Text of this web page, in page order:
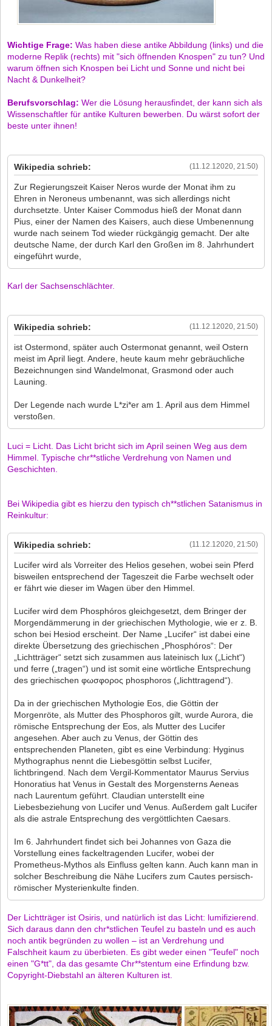
Wichtige Frage: Was haben diese antike Abbildung (links) und die
moderne Replik (rechts) mit "sich öffnenden Knospen" zu tun? Und
warum öffnen sich Knospen bei Licht und Sonne und nicht bei
Nacht & Dunkelheit?
Berufsvorschlag: Wer die Lösung herausfindet, der kann sich als
Wissenschaftler für antike Kulturen bewerben. Du wärst sofort der
beste unter ihnen!
(11.12.12020, 21:50)
Wikipedia schrieb:
Zur Regierungszeit Kaiser Neros wurde der Monat ihm zu
Ehren in Neroneus umbenannt, was sich allerdings nicht
durchsetzte. Unter Kaiser Commodus hieß der Monat dann
Pius, einer der Namen des Kaisers, auch diese Umbenennung
wurde nach seinem Tod wieder rückgängig gemacht. Der alte
deutsche Name, der durch Karl den Großen im 8. Jahrhundert
eingeführt wurde,
Karl der Sachsenschlächter.
(11.12.12020, 21:50)
Wikipedia schrieb:
ist Ostermond, später auch Ostermonat genannt, weil Ostern
meist im April liegt. Andere, heute kaum mehr gebräuchliche
Bezeichnungen sind Wandelmonat, Grasmond oder auch
Launing.
Der Legende nach wurde L*zi*er am 1. April aus dem Himmel
verstoßen.
Luci = Licht. Das Licht bricht sich im April seinen Weg aus dem
Himmel. Typische chr**stliche Verdrehung von Namen und
Geschichten.
Bei Wikipedia gibt es hierzu den typisch ch**stlichen Satanismus in
Reinkultur:
(11.12.12020, 21:50)
Wikipedia schrieb:
Lucifer wird als Vorreiter des Helios gesehen, wobei sein Pferd
bisweilen entsprechend der Tageszeit die Farbe wechselt oder
er fährt wie dieser im Wagen über den Himmel.
Lucifer wird dem Phosphóros gleichgesetzt, dem Bringer der
Morgendämmerung in der griechischen Mythologie, wie er z. B.
schon bei Hesiod erscheint. Der Name „Lucifer“ ist dabei eine
direkte Übersetzung des griechischen „Phosphóros“: Der
„Lichtträger“ setzt sich zusammen aus lateinisch lux („Licht“)
und ferre („tragen“) und ist somit eine wörtliche Entsprechung
des griechischen φωσφορος phosphoros („lichttragend“).
Da in der griechischen Mythologie Eos, die Göttin der
Morgenröte, als Mutter des Phosphoros gilt, wurde Aurora, die
römische Entsprechung der Eos, als Mutter des Lucifer
angesehen. Aber auch zu Venus, der Göttin des
entsprechenden Planeten, gibt es eine Verbindung: Hyginus
Mythographus nennt die Liebesgöttin selbst Lucifer,
lichtbringend. Nach dem Vergil-Kommentator Maurus Servius
Honoratius hat Venus in Gestalt des Morgensterns Aeneas
nach Laurentum geführt. Claudian unterstellt eine
Liebesbeziehung von Lucifer und Venus. Außerdem galt Lucifer
als die astrale Entsprechung des vergöttlichten Caesars.
Im 6. Jahrhundert findet sich bei Johannes von Gaza die
Vorstellung eines fackeltragenden Lucifer, wobei der
Prometheus-Mythos als Einfluss gelten kann. Auch kann man in
solcher Beschreibung die Nähe Lucifers zum Cautes persisch-
römischer Mysterienkulte finden.
Der Lichtträger ist Osiris, und natürlich ist das Licht: lumifizierend.
Sich daraus dann den chr*stlichen Teufel zu basteln und es auch
noch antik begründen zu wollen – ist an Verdrehung und
Falschheit kaum zu überbieten. Es gibt weder einen "Teufel" noch
einen "G*tt", da das gesamte Chr**stentum eine Erfindung bzw.
Copyright-Diebstahl an älteren Kulturen ist.